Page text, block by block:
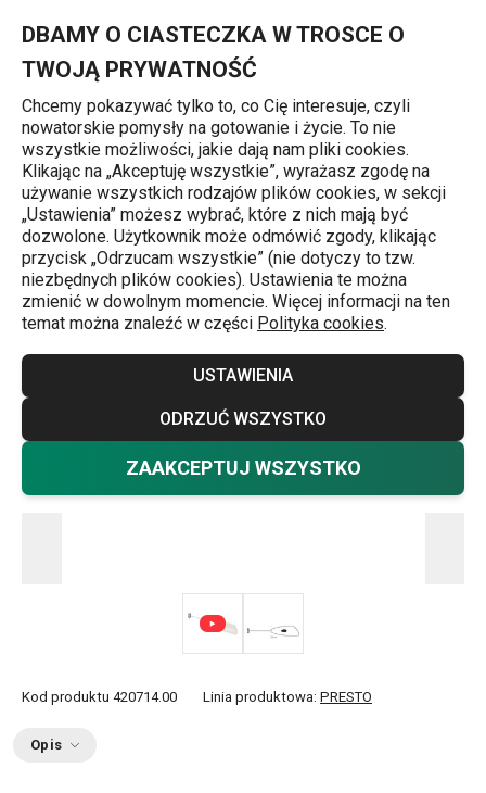
DBAMY O CIASTECZKA W TROSCE O
TWOJĄ PRYWATNOŚĆ
Chcemy pokazywać tylko to, co Cię interesuje, czyli
nowatorskie pomysły na gotowanie i życie. To nie
wszystkie możliwości, jakie dają nam pliki cookies.
Klikając na „Akceptuję wszystkie”, wyrażasz zgodę na
używanie wszystkich rodzajów plików cookies, w sekcji
„Ustawienia” możesz wybrać, które z nich mają być
dozwolone. Użytkownik może odmówić zgody, klikając
przycisk „Odrzucam wszystkie” (nie dotyczy to tzw.
niezbędnych plików cookies). Ustawienia te można
zmienić w dowolnym momencie. Więcej informacji na ten
temat można znaleźć w części Polityka cookies.
USTAWIENIA
ODRZUĆ WSZYSTKO
ZAAKCEPTUJ WSZYSTKO
Akcesoria do przygotowywania kawy
Spieniacz do mleka PRESTO
Kod produktu 420714.00 Linia produktowa: PRESTO
Opis